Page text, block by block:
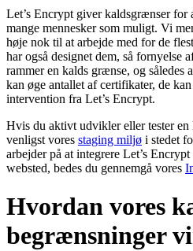
Let’s Encrypt giver kaldsgrænser for
mange mennesker som muligt. Vi
høje nok til at arbejde med for de
har også designet dem, så fornyelse
rammer en kalds grænse, og således
kan øge antallet af certifikater, de
intervention fra Let’s Encrypt.
Hvis du aktivt udvikler eller tester en
venligst vores staging miljø i stedet
arbejder på at integrere Let’s
websted, bedes du gennemgå vores
Hvordan vores
begrænsninger